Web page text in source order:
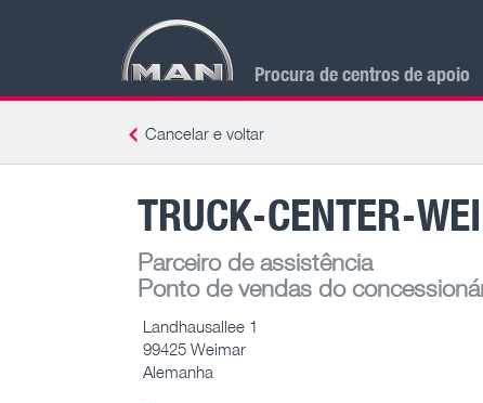
Procura de centros de apoio
Cancelar e voltar
TRUCK-CENTER-
Parceiro de assistência
Ponto de vendas do
Landhausallee 1
99425 Weimar
Alemanha